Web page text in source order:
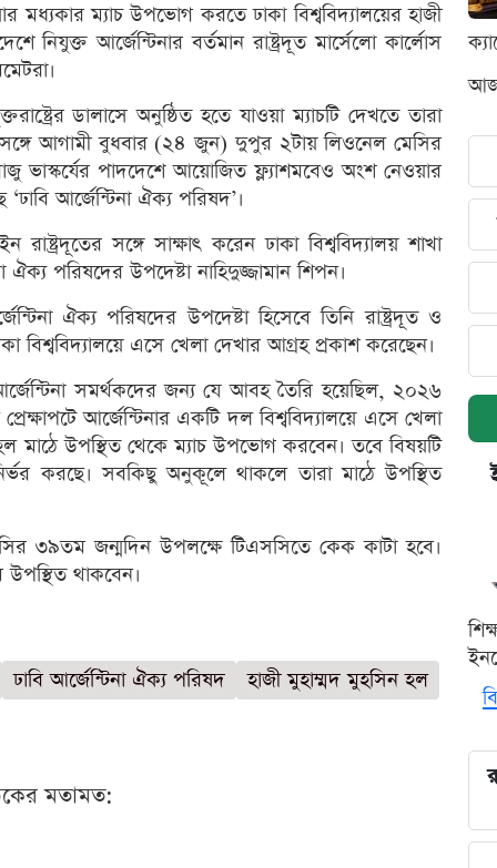
মধ্যকার ম্যাচ উপভোগ করতে ঢাকা বিশ্ববিদ্যালয়ের হাজী
নিযুক্ত আর্জেন্টিনার বর্তমান রাষ্ট্রদূত মার্সেলো কার্লোস
ডালাসে অনুষ্ঠিত হতে যাওয়া ম্যাচটি দেখতে তারা
আগামী বুধবার (২৪ জুন) দুপুর ২টায় লিওনেল মেসির
ভাস্কর্যের পাদদেশে আয়োজিত ফ্ল্যাশমবেও অংশ নেওয়ার
আর্জেন্টিনা ঐক্য পরিষদ’।
সঙ্গে সাক্ষাৎ করেন ঢাকা বিশ্ববিদ্যালয় শাখা
পরিষদের উপদেষ্টা নাহিদুজ্জামান শিপন।
ঐক্য পরিষদের উপদেষ্টা হিসেবে তিনি রাষ্ট্রদূত ও
বিশ্ববিদ্যালয়ে এসে খেলা দেখার আগ্রহ প্রকাশ করেছেন।
সমর্থকদের জন্য যে আবহ তৈরি হয়েছিল, ২০২৬
আর্জেন্টিনার একটি দল বিশ্ববিদ্যালয়ে এসে খেলা
মাঠে উপস্থিত থেকে ম্যাচ উপভোগ করবেন। তবে বিষয়টি
করছে। সবকিছু অনুকূলে থাকলে তারা মাঠে উপস্থিত
৩৯তম জন্মদিন উপলক্ষে টিএসসিতে কেক কাটা হবে।
উপস্থিত থাকবেন।
ঢাবি আর্জেন্টিনা ঐক্য পরিষদ হাজী মুহাম্মদ মুহসিন হল
মতামত: